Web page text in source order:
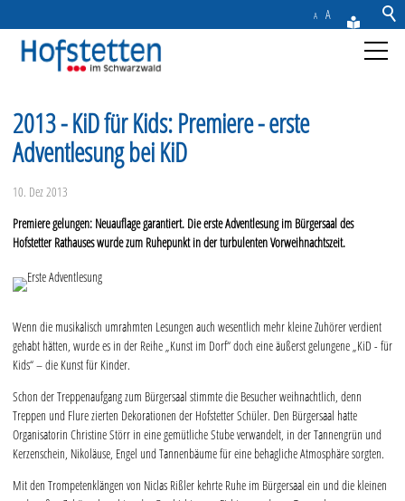
A A
Aktuelles
Gemeinde
Kontakt
2013 - KiD für Kids: Premiere - erste
Adventlesung bei KiD
10. Dez 2013
Premiere gelungen: Neuauflage garantiert. Die erste Adventlesung im Bürgersaal des
Hofstetter Rathauses wurde zum Ruhepunkt in der turbulenten Vorweihnachtszeit.
Wenn die musikalisch umrahmten Lesungen auch wesentlich mehr kleine Zuhörer verdient
gehabt hätten, wurde es in der Reihe „Kunst im Dorf“ doch eine äußerst gelungene „KiD - für
Kids“ – die Kunst für Kinder.
Schon der Treppenaufgang zum Bürgersaal stimmte die Besucher weihnachtlich, denn
Treppen und Flure zierten Dekorationen der Hofstetter Schüler. Den Bürgersaal hatte
Organisatorin Christine Störr in eine gemütliche Stube verwandelt, in der Tannengrün und
Kerzenschein, Nikoläuse, Engel und Tannenbäume für eine behagliche Atmosphäre sorgten.
Mit den Trompetenklängen von Niclas Rißler kehrte Ruhe im Bürgersaal ein und die kleinen